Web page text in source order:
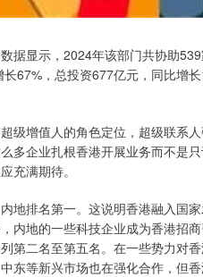
据显示，2024年该部门共协助
67%，总投资677亿元，同比增
级增值人的角色定位，超级联系
多企业扎根香港开展业务而不是
充满期待。
地排名第一。这说明香港融入国
内地的一些科技企业成为香港招
第二名至第五名。在一些势力对
东等新兴市场也在强化合作，但